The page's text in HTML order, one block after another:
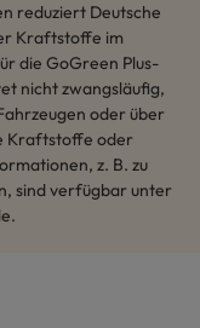
reduziert Deutsche
Kraftstoffe im
die GoGreen Plus-
nicht zwangsläufig,
oder über
Kraftstoffe oder
z. B. zu
sind verfügbar unter